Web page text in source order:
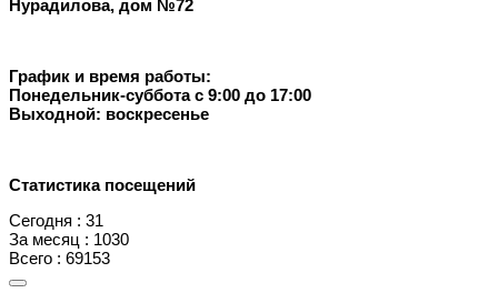
Нурадилова, дом №72
График и время работы:
Понедельник-суббота с 9:00 до 17:00
Выходной: воскресенье
Статистика посещений
Сегодня : 31
За месяц : 1030
Всего : 69153